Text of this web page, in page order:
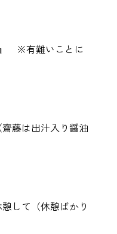
※有難いことに
藤は出汁入り醤油
して（休憩ばかり